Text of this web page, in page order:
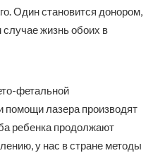
Один становится донором,
жизнь обоих в
фетальной
помощи лазера производят
ребенка продолжают
у нас в стране методы